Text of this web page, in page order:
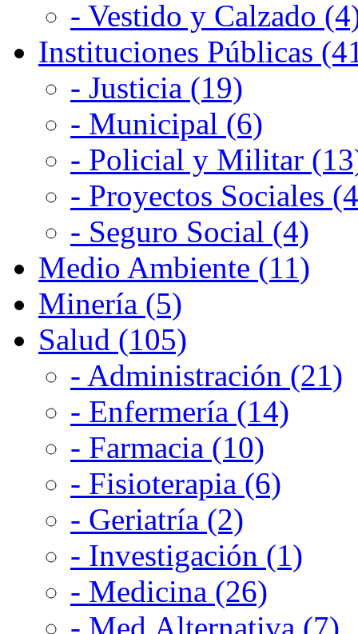
- Vestido y Calzado
Instituciones Públicas
- Justicia (19)
- Municipal (6)
- Policial y Militar
- Proyectos Sociales
- Seguro Social (4)
Medio Ambiente (11)
Minería (5)
Salud (105)
- Administración (21)
- Enfermería (14)
- Farmacia (10)
- Fisioterapia (6)
- Geriatría (2)
- Investigación (1)
- Medicina (26)
- Med.Alternativa (7)